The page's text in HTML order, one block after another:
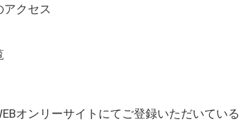
アクセス
オンリーサイトにてご登録いただいている